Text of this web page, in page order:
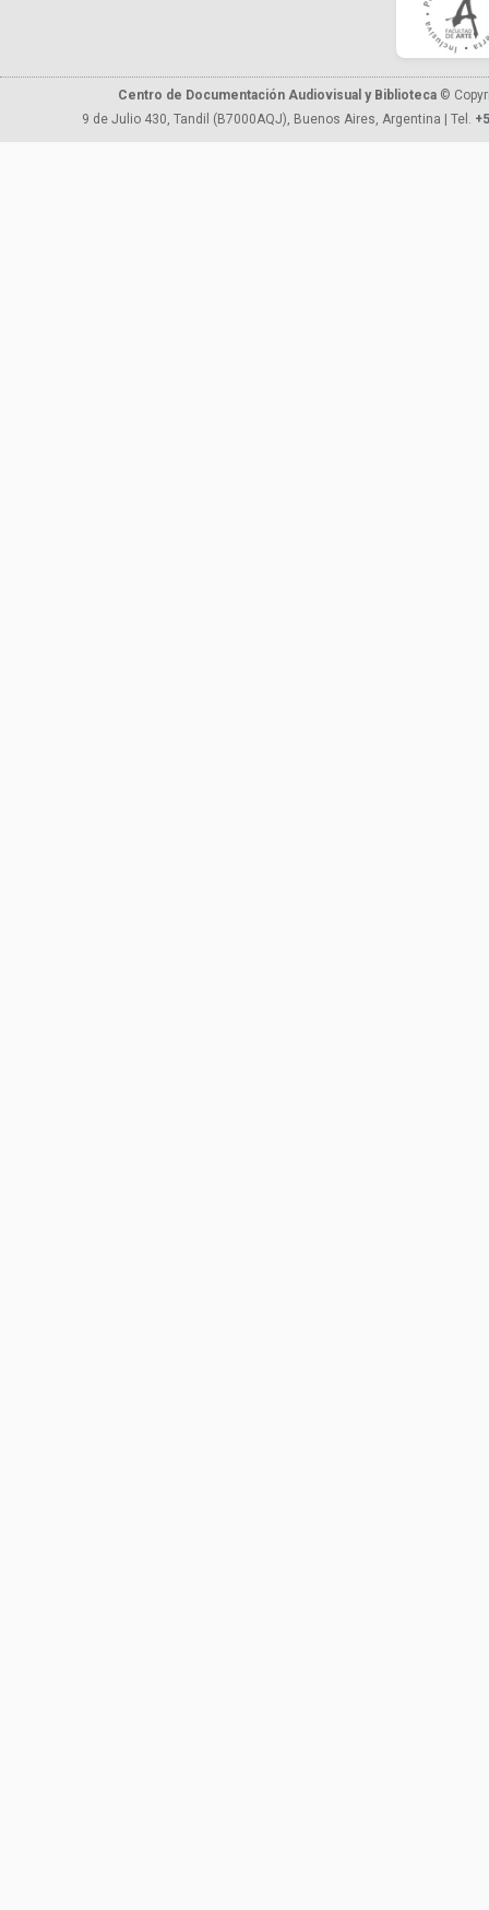
Centro de Documentación Audiovisual y Biblioteca ©
9 de Julio 430, Tandil (B7000AQJ), Buenos Aires, Argentina | Tel.